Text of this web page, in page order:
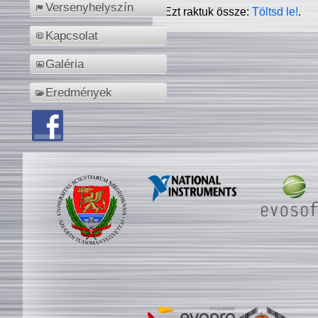
Versenyhelyszín
Kapcsolat
Galéria
Eredmények
Ezt raktuk össze:Töltsd le!.